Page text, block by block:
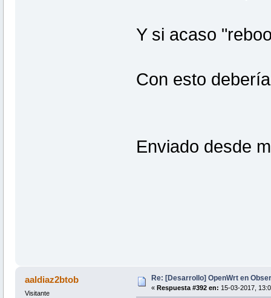
Y si acaso
Con esto
Enviado desde
aaldiaz2btob
Visitante
Re: [Desarrollo] OpenWrt en
« Respuesta #392 en: 15-03-2017,